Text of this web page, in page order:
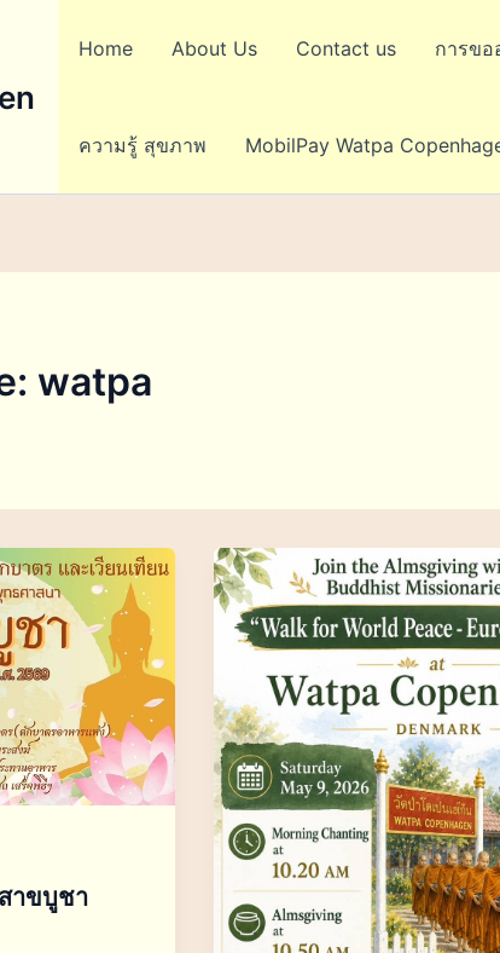
Home About Us Contact us การข
ความรู้ สุขภาพ MobilPay Watpa
watpa
าขบูชา